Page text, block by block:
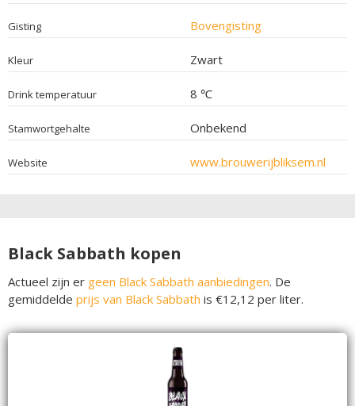
Gisting Bovengisting
Kleur Zwart
Drink temperatuur 8 ℃
Stamwortgehalte Onbekend
Website www.brouwerijbliksem.nl
Black Sabbath kopen
Actueel zijn er geen Black Sabbath aanbiedingen. De
gemiddelde prijs van Black Sabbath is €12,12 per liter.